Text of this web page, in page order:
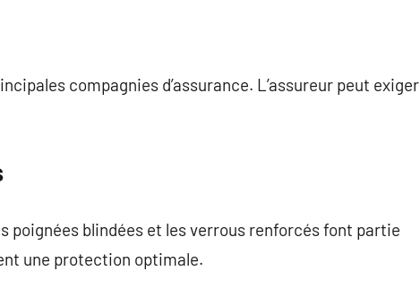
compagnies d’assurance. L’assureur peut exiger
poignées blindées et les verrous renforcés font partie
une protection optimale.